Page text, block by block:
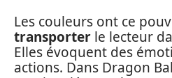
Les couleurs ont ce
transporter le lecteur
Elles évoquent des
actions. Dans Dragon